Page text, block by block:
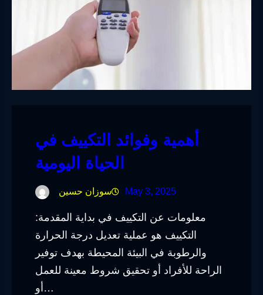
أهمية وفوائد التكييف في
الحياة اليومية
سوزان حسين May 3, 2025
معلومات عن التكييف في بداية المقدمة:
التكييف هو عملية تعديل درجة الحرارة
والرطوبة في البيئة المحيطة بهدف توفير
الراحة للأفراد أو تحقيق شروط معينة للعمل
أو…